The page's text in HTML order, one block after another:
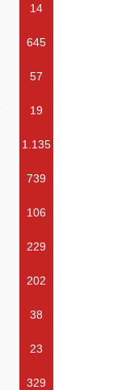
14
645
57
19
1.135
739
106
229
202
38
23
329